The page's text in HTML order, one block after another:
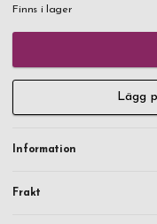
Finns i lager
Lägg
Information
Frakt